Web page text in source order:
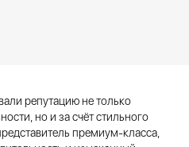
репутацию не только
но и за счёт стильного
премиум-класса,